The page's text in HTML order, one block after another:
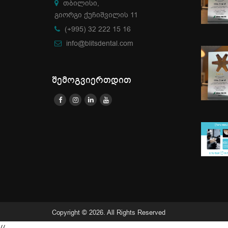
თბილისი,
გიორგი ქუჩიშვილის 11
(+995) 32 222 15 16
info@blitsdental.com
შემოგვიერთდით
Copyright © 2026. All Rights Reserved